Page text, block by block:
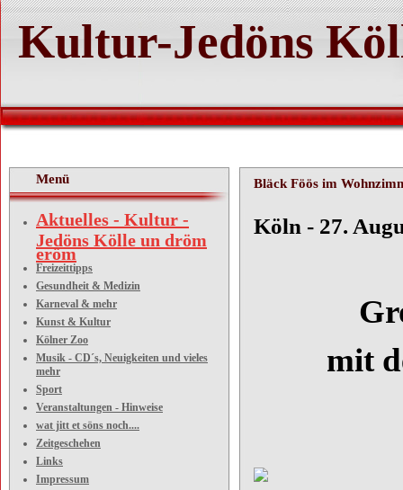
Kultur-Jedöns
Menü
Aktuelles - Kultur -
Jedöns Kölle un dröm
eröm
Freizeittipps
Gesundheit & Medizin
Karneval & mehr
Kunst & Kultur
Kölner Zoo
Musik - CD´s, Neuigkeiten und vieles
mehr
Sport
Veranstaltungen - Hinweise
wat jitt et söns noch....
Zeitgeschehen
Links
Impressum
Bläck Föös im
Köln -
mit